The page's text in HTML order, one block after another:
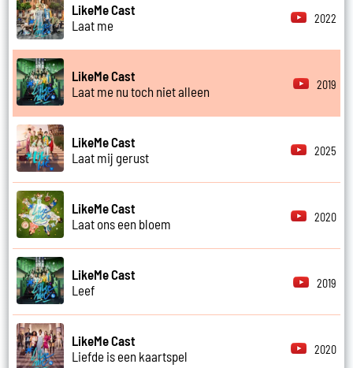
LikeMe Cast
Laat me
2022
LikeMe Cast
Laat me nu toch niet alleen
2019
LikeMe Cast
Laat mij gerust
2025
LikeMe Cast
Laat ons een bloem
2020
LikeMe Cast
Leef
2019
LikeMe Cast
Liefde is een kaartspel
2020